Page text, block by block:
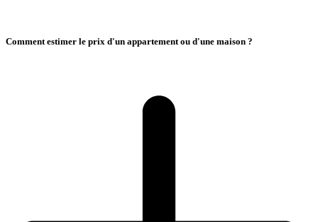
Comment estimer le prix d'un appartement ou d'une maison ?